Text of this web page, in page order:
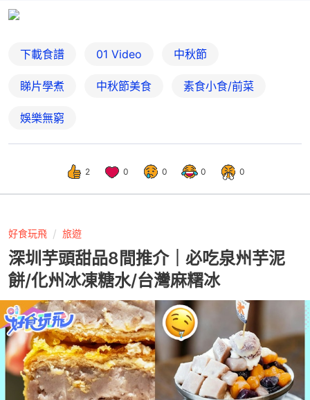
下載食譜 01 Video 中秋節
睇片學煮 中秋節美食 素食小食/前菜
娛樂無窮
2 0 0 0 0
好食玩飛 旅遊
深圳芋頭甜品8間推介｜必吃泉州芋泥
餅/化州冰凍糖水/台灣麻糬冰